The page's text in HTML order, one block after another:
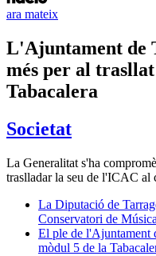
ara mateix
L'Ajuntament de
més per al
Tabacalera
Societat
La Generalitat s'ha
traslladar la seu de l'ICAC al
La Diputació de
Conservatori de
El ple de l'Ajuntament
mòdul 5 de la